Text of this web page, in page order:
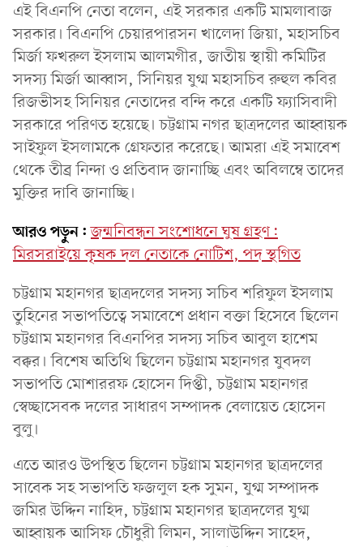
এই বিএনপি নেতা বলেন, এই সরকার একটি মামলাবাজ
সরকার। বিএনপি চেয়ারপারসন খালেদা জিয়া, মহাসচিব
মির্জা ফখরুল ইসলাম আলমগীর, জাতীয় স্থায়ী কমিটির
সদস্য মির্জা আব্বাস, সিনিয়র যুগ্ম মহাসচিব রুহুল কবির
রিজভীসহ সিনিয়র নেতাদের বন্দি করে একটি ফ্যাসিবাদী
সরকারে পরিণত হয়েছে। চট্টগ্রাম নগর ছাত্রদলের আহ্বায়ক
সাইফুল ইসলামকে গ্রেফতার করেছে। আমরা এই সমাবেশ
থেকে তীব্র নিন্দা ও প্রতিবাদ জানাচ্ছি এবং অবিলম্বে তাদের
মুক্তির দাবি জানাচ্ছি।
আরও পড়ুন: জন্মনিবন্ধন সংশোধনে ঘুষ গ্রহণ:
মিরসরাইয়ে কৃষক দল নেতাকে নোটিশ, পদ স্থগিত
চট্টগ্রাম মহানগর ছাত্রদলের সদস্য সচিব শরিফুল ইসলাম
তুহিনের সভাপতিত্বে সমাবেশে প্রধান বক্তা হিসেবে ছিলেন
চট্টগ্রাম মহানগর বিএনপির সদস্য সচিব আবুল হাশেম
বক্কর। বিশেষ অতিথি ছিলেন চট্টগ্রাম মহানগর যুবদল
সভাপতি মোশাররফ হোসেন দিপ্তী, চট্টগ্রাম মহানগর
স্বেচ্ছাসেবক দলের সাধারণ সম্পাদক বেলায়েত হোসেন
বুলু।
এতে আরও উপস্থিত ছিলেন চট্টগ্রাম মহানগর ছাত্রদলের
সাবেক সহ সভাপতি ফজলুল হক সুমন, যুগ্ম সম্পাদক
জমির উদ্দিন নাহিদ, চট্টগ্রাম মহানগর ছাত্রদলের যুগ্ম
আহ্বায়ক আসিফ চৌধুরী লিমন, সালাউদ্দিন সাহেদ,